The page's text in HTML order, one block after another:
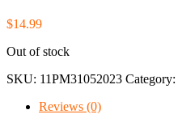
$14.99
Out of stock
SKU: 11PM31052023 Category:
Reviews (0)